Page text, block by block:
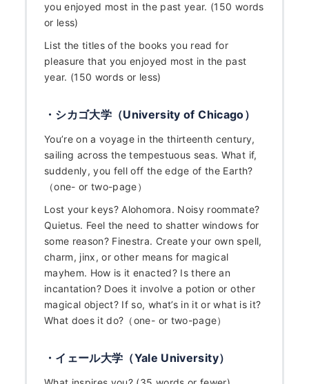
HOME
なぜ海外進学か？
you enjoyed most in the past year. (150 words
or less)
List the titles of the books you read for
pleasure that you enjoyed most in the past
year. (150 words or less)
・シカゴ大学（University of Chicago）
You’re on a voyage in the thirteenth century,
sailing across the tempestuous seas. What if,
suddenly, you fell off the edge of the Earth?
（one- or two-page）
Lost your keys? Alohomora. Noisy roommate?
Quietus. Feel the need to shatter windows for
some reason? Finestra. Create your own spell,
charm, jinx, or other means for magical
mayhem. How is it enacted? Is there an
incantation? Does it involve a potion or other
magical object? If so, what’s in it or what is it?
What does it do?（one- or two-page）
・イェール大学（Yale University）